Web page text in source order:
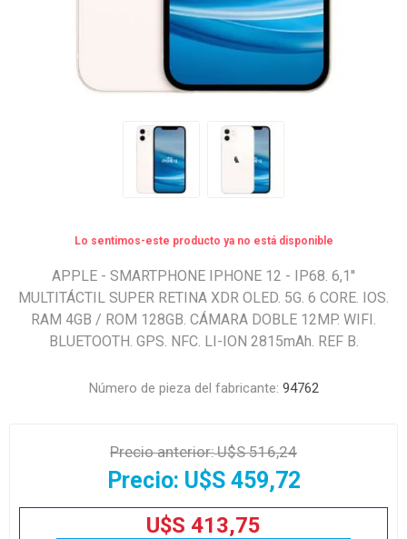
Lo sentimos-este producto ya no está disponible
APPLE - SMARTPHONE IPHONE 12 - IP68. 6,1''
MULTITÁCTIL SUPER RETINA XDR OLED. 5G. 6 CORE. IOS.
RAM 4GB / ROM 128GB. CÁMARA DOBLE 12MP. WIFI.
BLUETOOTH. GPS. NFC. LI-ION 2815mAh. REF B.
Número de pieza del fabricante: 94762
Precio anterior:U$S 516,24
Precio: U$S 459,72
U$S 413,75